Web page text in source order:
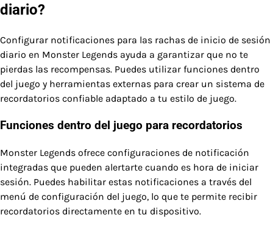
diario?
Configurar notificaciones para las rachas de inicio de sesión
diario en Monster Legends ayuda a garantizar que no te
pierdas las recompensas. Puedes utilizar funciones dentro
del juego y herramientas externas para crear un sistema de
recordatorios confiable adaptado a tu estilo de juego.
Funciones dentro del juego para recordatorios
Monster Legends ofrece configuraciones de notificación
integradas que pueden alertarte cuando es hora de iniciar
sesión. Puedes habilitar estas notificaciones a través del
menú de configuración del juego, lo que te permite recibir
recordatorios directamente en tu dispositivo.